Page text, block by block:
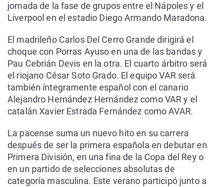
jornada de la fase de grupos entre el Nápoles y el
Liverpool en el estadio Diego Armando Maradona.
El madrileño Carlos Del Cerro Grande dirigirá el
choque con Porras Ayuso en una de las bandas y
Pau Cebrián Devis en la otra. El cuarto árbitro será
el riojano César Soto Grado. El equipo VAR será
también íntegramente español con el canario
Alejandro Hernández Hernández como VAR y el
catalán Xavier Estrada Fernández como AVAR.
La pacense suma un nuevo hito en su carrera
después de ser la primera española en debutar en
Primera División, en una fina de la Copa del Rey o
en un partido de selecciones absolutas de
categoría masculina. Este verano participó junto a